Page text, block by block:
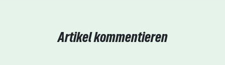
Artikel kommentieren